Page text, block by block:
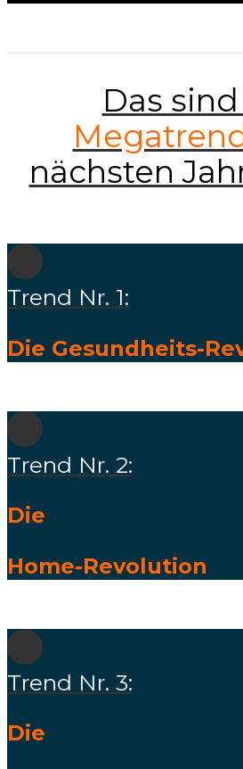
Das
nächsten
Trend Nr. 1:
Die Gesundheits-
Trend Nr. 2:
Die
Home-Revolution
Trend Nr. 3:
Die